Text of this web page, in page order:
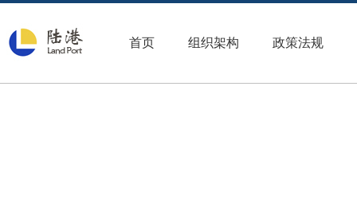
首页 组织架构 政策法规